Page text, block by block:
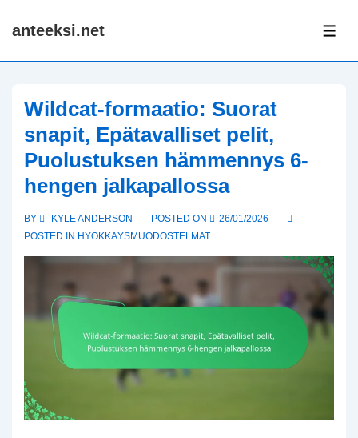
Skip
Content
anteeksi.net
Wildcat-formaatio: Suorat
snapit, Epätavalliset pelit,
Puolustuksen hämmennys 6-
hengen jalkapallossa
BY KYLE ANDERSON POSTED ON
26/01/2026
POSTED IN HYÖKKÄYSMUODOSTELMAT